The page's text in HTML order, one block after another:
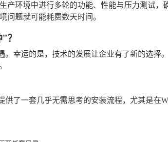
产环境中进行多轮的功能、性能与压力测试，
问题就可能耗费数天时间。
？
幸运的是，技术的发展让企业有了新的选择
了一套几乎无需思考的安装流程，尤其是在